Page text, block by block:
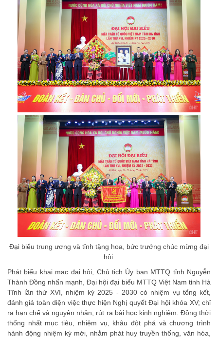
Đại biểu trung ương và tỉnh tặng hoa, bức trướng chúc mừng đại
hội.
Phát biểu khai mạc đại hội, Chủ tịch Ủy ban MTTQ tỉnh Nguyễn
Thành Đồng nhấn mạnh, Đại hội đại biểu MTTQ Việt Nam tỉnh Hà
Tĩnh lần thứ XVI, nhiệm kỳ 2025 - 2030 có nhiệm vụ tổng kết,
đánh giá toàn diện việc thực hiện Nghị quyết Đại hội khóa XV; chỉ
ra hạn chế và nguyên nhân; rút ra bài học kinh nghiệm. Đồng thời
thống nhất mục tiêu, nhiệm vụ, khâu đột phá và chương trình
hành động nhiệm kỳ mới, nhằm phát huy truyền thống, văn hóa,